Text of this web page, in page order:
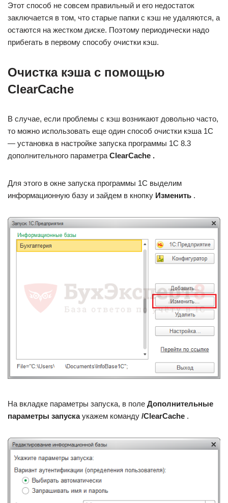
Этот способ не совсем правильный и его недостаток
заключается в том, что старые папки с кэш не удаляются, а
остаются на жестком диске. Поэтому периодически надо
прибегать в первому способу очистки кэш.
Очистка кэша с помощью
ClearCache
В случае, если проблемы с кэш возникают довольно часто,
то можно использовать еще один способ очистки кэша 1С
— установка в настройке запуска программы 1С 8.3
дополнительного параметра ClearCache .
Для этого в окне запуска программы 1С выделим
информационную базу и зайдем в кнопку Изменить .
На вкладке параметры запуска, в поле Дополнительные
параметры запускаукажем команду /ClearCache .